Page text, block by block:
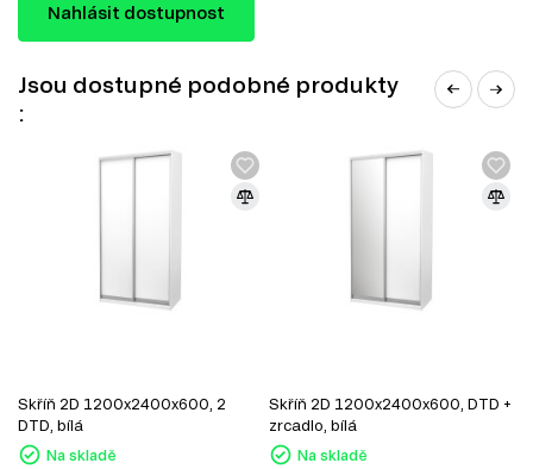
Nahlásit dostupnost
Jsou dostupné podobné produkty
:
Skříň 2D 1200x2400x600, 2
DTD, bílá
Na skladě
Skříň 2D 1200x2400x600, DTD +
zrcadlo, bílá
Na skladě